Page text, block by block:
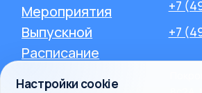
Настройки cookie